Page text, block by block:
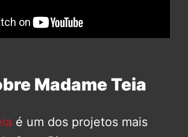
Madame Teia
é um dos projetos mais